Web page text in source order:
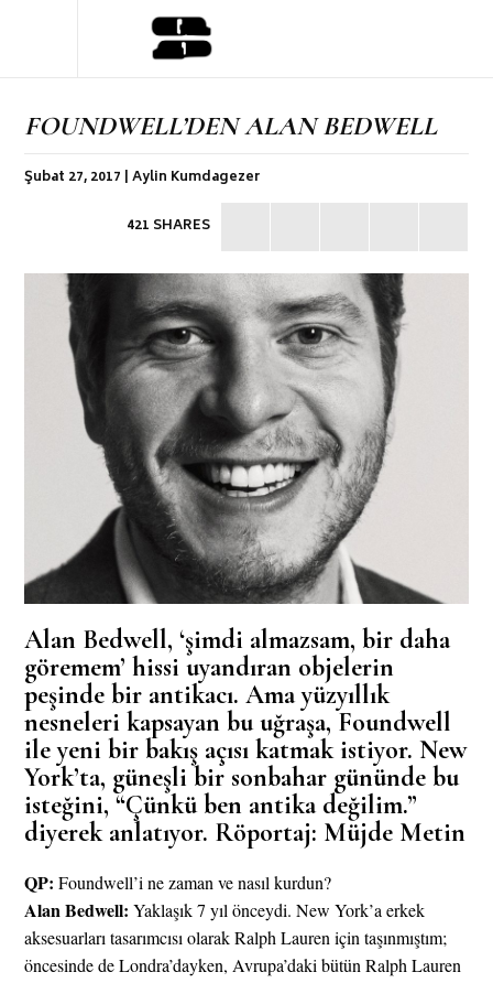
FOUNDWELL’DEN ALAN BEDWELL
Şubat 27, 2017 | Aylin Kumdagezer
421 SHARES
Alan Bedwell, ‘şimdi almazsam, bir daha
göremem’ hissi uyandıran objelerin
peşinde bir antikacı. Ama yüzyıllık
nesneleri kapsayan bu uğraşa, Foundwell
ile yeni bir bakış açısı katmak istiyor. New
York’ta, güneşli bir sonbahar gününde bu
isteğini, “Çünkü ben antika değilim.”
diyerek anlatıyor. Röportaj: Müjde Metin
QP:Foundwell’i ne zaman ve nasıl kurdun?
Alan Bedwell: Yaklaşık 7 yıl önceydi. New York’a erkek
aksesuarları tasarımcısı olarak Ralph Lauren için taşınmıştım;
öncesinde de Londra’dayken, Avrupa’daki bütün Ralph Lauren